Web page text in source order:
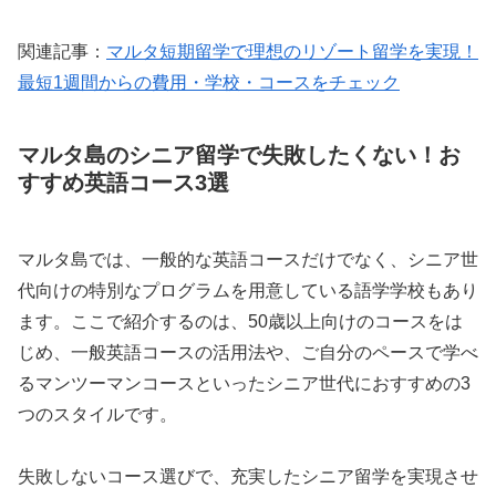
関連記事： マルタ短期留学で理想のリゾート留学を実現！
最短1週間からの費用・学校・コースをチェック
マルタ島のシニア留学で失敗したくない！お
すすめ英語コース3選
マルタ島では、一般的な英語コースだけでなく、シニア世
代向けの特別なプログラムを用意している語学学校もあり
ます。ここで紹介するのは、50歳以上向けのコースをは
じめ、一般英語コースの活用法や、ご自分のペースで学べ
るマンツーマンコースといったシニア世代におすすめの3
つのスタイルです。
失敗しないコース選びで、充実したシニア留学を実現させ